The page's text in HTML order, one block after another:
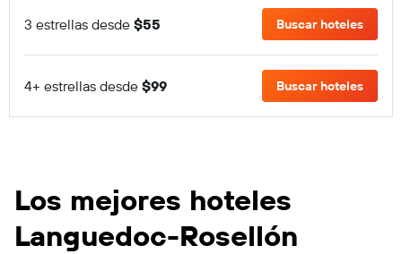
3 estrellas desde $55 Buscar hoteles
4+ estrellas desde $99 Buscar hoteles
Los mejores hoteles
Languedoc-Rosellón